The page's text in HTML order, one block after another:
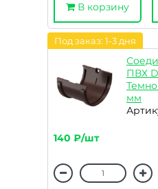
В корзину
Под заказ: 1-3 дня
ПВХ
мм
140 ₽/шт